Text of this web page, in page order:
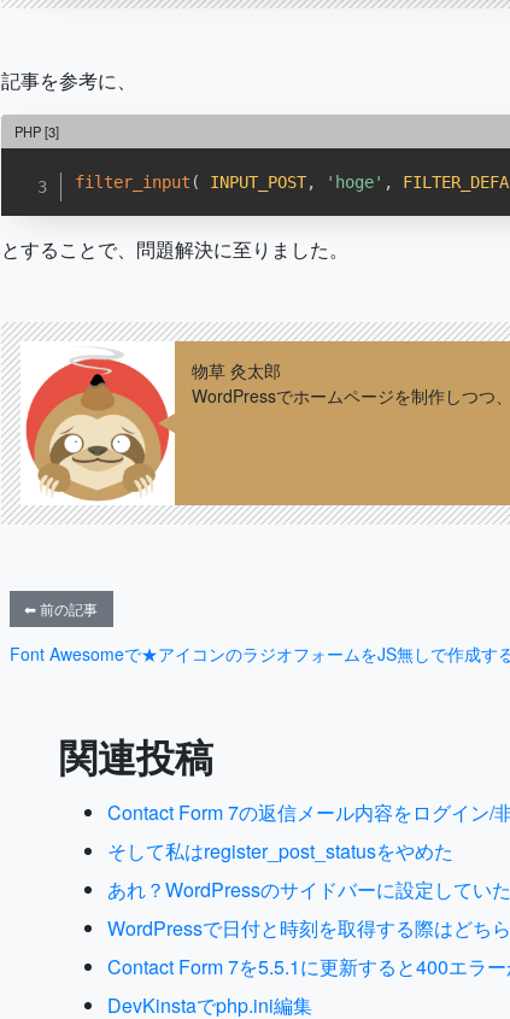
記事を参考に、
PHP[3]
filter_input ( INPUT_POST, 'hoge' ,
とすることで、問題解決に至りました。
物草 灸太郎
WordPressでホームページを制作しつつ
⬅ 前の記事
Font Awesomeで★アイコンのラジオフォームをJS無しで作成す
関連投稿
Contact Form 7の返信メール内容をログイン/
そして私はregister_post_statusをやめた
あれ？WordPressのサイドバーに設定してい
WordPressで日付と時刻を取得する際はどち
Contact Form 7を5.5.1に更新すると400エラ
DevKinstaでphp.ini編集